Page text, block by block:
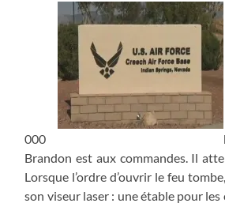
000
Brandon est aux commandes. Il
Lorsque l’ordre d’ouvrir le feu
son viseur laser : une étable pour les